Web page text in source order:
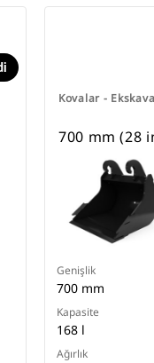
Kovalar -
700 mm (28
Genişlik
700 mm
Kapasite
168 l
Ağırlık